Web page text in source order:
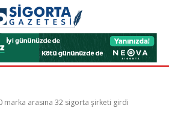
marka arasına 32 sigorta şirketi girdi